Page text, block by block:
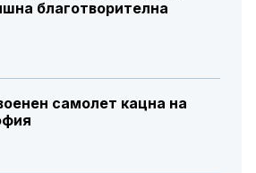
благотворителна
самолет кацна на